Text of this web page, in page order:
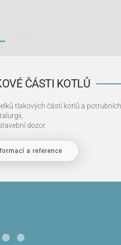
ČÁSTI KOTLŮ
tlakových částí kotlů a
dozor.
a reference